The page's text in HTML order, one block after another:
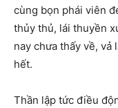
cùng bọn phái viên
thủy thủ, lái thuyền
nay chưa thấy về,
hết.
Thần lập tức điều